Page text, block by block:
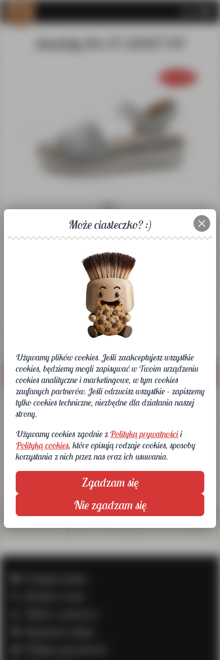
Sandały Ara 12-33507-04
promocja
379,-265,-
Najniższa cena w okresie 30 dni przed obniżką:
Cena regularna:379,-(-30%)
Wybierz rozmiar
40 41 43
tablica rozmiarów
Dodaj do koszyka
Zapytaj o ten artykuł
Cholewka oraz wkładka wykonane ze skóry. Zapięcie
na pasek ze sprzączką biegnący wokół kostki,
wyjmowana wkładka. Tęgość G. Do pielęgnacji
zalecany preparat do obuwia "4 in 1". Produkt
niemiecki.
Może ciasteczko? :)
Używamy plików cookies. Jeśli zaakceptujesz wszystkie
cookies, będziemy mogli zapisywać w Twoim urządzeniu
cookies analityczne i marketingowe, w tym cookies
zaufanych partnerów. Jeśli odrzucisz wszystkie - zapiszemy
tylko cookies techniczne, niezbędne dla działania naszej
strony.
Używamy cookies zgodnie zPolityką prywatnościi
Polityką cookies, które opisują rodzaje cookies, sposoby
korzystania z nich przez nas oraz ich usuwania.
Zgadzam się
Nie zgadzam się